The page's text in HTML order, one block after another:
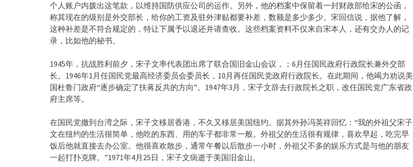
个人账户内拨出这笔款，以维持国防供应公司的运作。另外，他的档案中保留着一封财政部给宋的公函，
称其现在的级别是外交部长，给你的工资及驻外津贴都要补差，数额是多少多少。宋回信说，据他了解，
这种补差是不符合规定的，特让下属予以退还并请查收。这些档案资料不仅来自宋本人，还有交办人的记
录，比如他的秘书。
1945年，抗战胜利前夕，宋子文率代表团出席了联合国旧金山会议，；6月任国民政府行政院长兼外交部
长。1946年1月任国民党最高经济委员会委员长，10月再任国民党政府行政院长。在此期间，他竭力劝说美
国杜鲁门政府“逐步确定了扶蒋反共的方向”。1947年3月，宋子文辞去行政院长之职，改任国民党广东省政
府主席等。
在国民党撤到台湾之际，宋子文移居香港，不久又移居美国纽约。据其外孙冯英祥回忆：“我的外祖父宋子
文在纽约的生活很简单，他吃的东西、用的车子都非常一般。外祖父的生活很有规律，喜欢早起，吃完早
饭后他就直接去办公室。他很喜欢散步，通常午餐以后散步一小时，外祖父不多的娱乐方式是与他的朋友
一起打扑克牌。”1971年4月25日，宋子文病逝于美国旧金山。